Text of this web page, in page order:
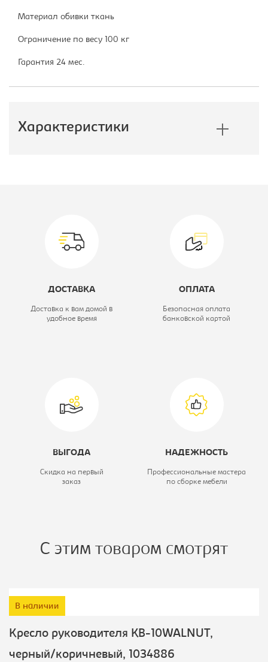
Материал обивки ткань
Ограничение по весу 100 кг
Гарантия 24 мес.
Характеристики
крестовина-
Кресло
ДОСТАВКА
Доставка к вам домой в
удобное время
ОПЛАТА
Безопасная оплата
банковской картой
ВЫГОДА
Скидка на первый
заказ
НАДЕЖНОСТЬ
Профессиональные мастера
по сборке мебели
С этим товаром смотрят
В наличии
Кресло руководителя KB-10WALNUT,
черный/коричневый, 1034886